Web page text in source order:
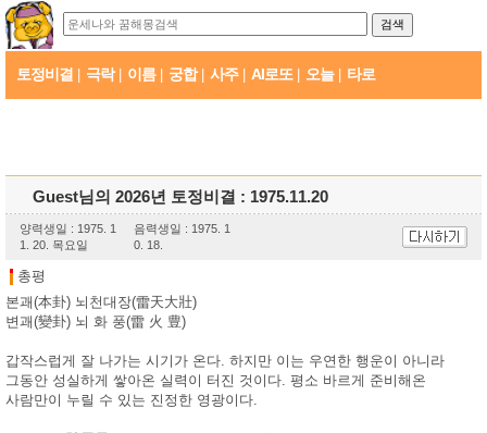
토정비결 극락 이름 궁합 사주 AI로또 오늘 타로
Guest님의 2026년 토정비결 : 1975.11.20
양력생일 : 1975. 1
1. 20. 목요일
음력생일 : 1975. 1
0. 18.
총평
본괘(本卦) 뇌천대장(雷天大壯)
변괘(變卦) 뇌 화 풍(雷 火 豊)
갑작스럽게 잘 나가는 시기가 온다. 하지만 이는 우연한 행운이 아니라
그동안 성실하게 쌓아온 실력이 터진 것이다. 평소 바르게 준비해온
사람만이 누릴 수 있는 진정한 영광이다.